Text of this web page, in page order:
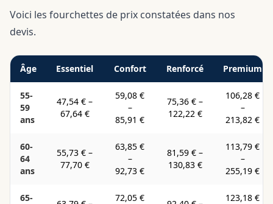
Voici les fourchettes de prix constatées dans nos
devis.
Âge Essentiel Confort Renforcé Premium
55-
59
ans
47,54 € –
67,64 €
59,08 €
–
85,91 €
75,36 € –
122,22 €
106,28 €
–
213,82 €
60-
64
ans
55,73 € –
77,70 €
63,85 €
–
92,73 €
81,59 € –
130,83 €
113,79 €
–
255,19 €
65-
72,05 €
123,18 €